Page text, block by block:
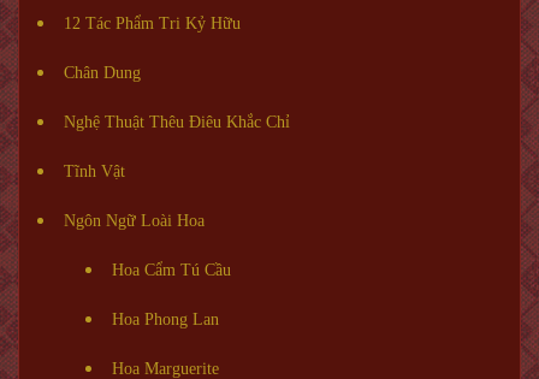
12 Tác Phẩm Tri Kỷ Hữu
Chân Dung
Nghệ Thuật Thêu Điêu Khắc Chỉ
Tĩnh Vật
Ngôn Ngữ Loài Hoa
Hoa Cẩm Tú Cầu
Hoa Phong Lan
Hoa Marguerite